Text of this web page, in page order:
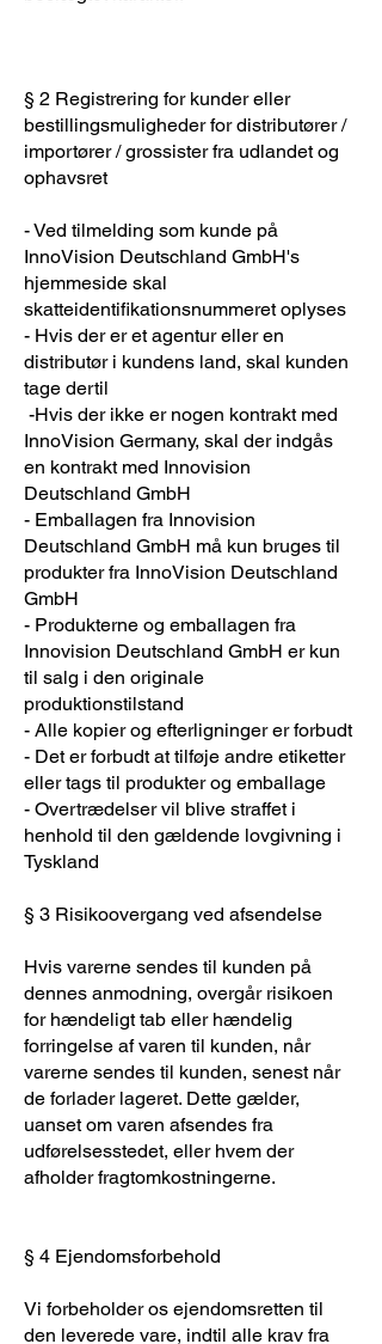
§ 2 Registrering for kunder eller
bestillingsmuligheder for distributører /
importører / grossister fra udlandet og
ophavsret
- Ved tilmelding som kunde på
InnoVision Deutschland GmbH's
hjemmeside skal
skatteidentifikationsnummeret oplyses
- Hvis der er et agentur eller en
distributør i kundens land, skal kunden
tage dertil
-Hvis der ikke er nogen kontrakt med
InnoVision Germany, skal der indgås
en kontrakt med Innovision
Deutschland GmbH
- Emballagen fra Innovision
Deutschland GmbH må kun bruges til
produkter fra InnoVision Deutschland
GmbH
- Produkterne og emballagen fra
Innovision Deutschland GmbH er kun
til salg i den originale
produktionstilstand
- Alle kopier og efterligninger er forbudt
- Det er forbudt at tilføje andre etiketter
eller tags til produkter og emballage
- Overtrædelser vil blive straffet i
henhold til den gældende lovgivning i
Tyskland
§ 3 Risikoovergang ved afsendelse
Hvis varerne sendes til kunden på
dennes anmodning, overgår risikoen
for hændeligt tab eller hændelig
forringelse af varen til kunden, når
varerne sendes til kunden, senest når
de forlader lageret. Dette gælder,
uanset om varen afsendes fra
udførelsesstedet, eller hvem der
afholder fragtomkostningerne.
§ 4 Ejendomsforbehold
Vi forbeholder os ejendomsretten til
den leverede vare, indtil alle krav fra